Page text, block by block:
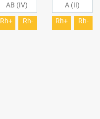
AB (IV)
Rh+
Rh-
A (II)
Rh+
Rh-